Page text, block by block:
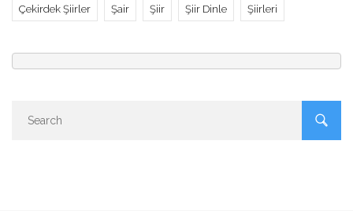
Çekirdek Şiirler Şair Şiir Şiir Dinle Şiirleri